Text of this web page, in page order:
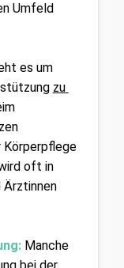
Umfeld
es um
zu
Körperpflege
oft in
Ärztinnen
Manche